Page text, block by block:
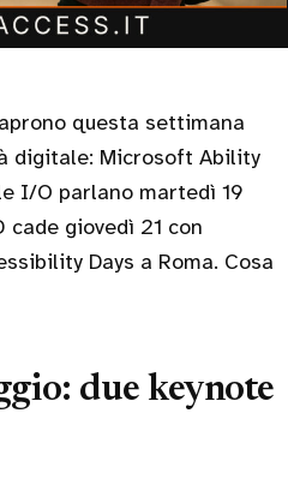
digitale: Microsoft Ability
I/O parlano martedì 19
cade giovedì 21 con
Days a Roma. Cosa
due keynote